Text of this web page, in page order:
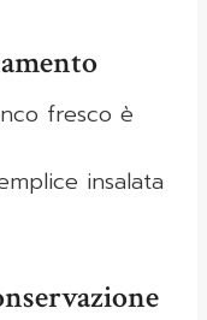
fresco è
insalata